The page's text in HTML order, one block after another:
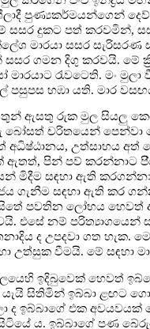
පුණ්‍යකර්මයන්ගෙන්
සසර දුකට පත් කරවමින්,
මාරයා සසර
සසර ගමන දිගු කරවයි. මේ
රැවටෙති. මං
පසුපස හඹා යති. මාර
ඇසතු රුක මුල සියලු
බෝසත් චරිතයෙන්
උත්සාහය අත්
ඇතත්, පින් පව් කරන්නාට
මිදීම සඳහා ඇති
ජය ගැනීම සඳහා ඇති කර
සිතේ පවතින ලෝභය හෙවත්
එසේ නම් පරිත්‍යාගයෙන්
ද උපදවා ගත හැක.
උත්සුක වීමයි. මේ සඳහා
ඉදිබුවෙක් හෙවත්
සිතිමින් ඉබ්බා ළඟට
ද ඉබ්බාගේ එක
ය. ඉබ්බාගේ පණ